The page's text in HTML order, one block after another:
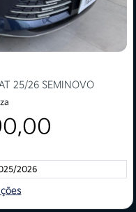
25/26 SEMINOVO
2026